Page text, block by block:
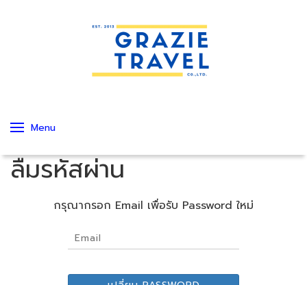
Menu
ลืมรหัสผ่าน
กรุณากรอก Email เพื่อรับ Password ใหม่